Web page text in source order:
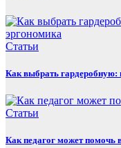
Статьи
Как выбрать гардеробную:
Статьи
Как педагог может помочь